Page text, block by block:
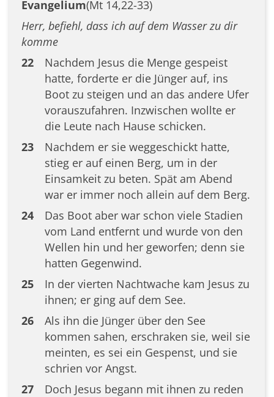
Evangelium(Mt 14,22-33)
Herr, befiehl, dass ich auf dem Wasser zu dir
komme
22
Nachdem Jesus die Menge gespeist
hatte, forderte er die Jünger auf, ins
Boot zu steigen und an das andere Ufer
vorauszufahren. Inzwischen wollte er
die Leute nach Hause schicken.
23
Nachdem er sie weggeschickt hatte,
stieg er auf einen Berg, um in der
Einsamkeit zu beten. Spät am Abend
war er immer noch allein auf dem Berg.
24
Das Boot aber war schon viele Stadien
vom Land entfernt und wurde von den
Wellen hin und her geworfen; denn sie
hatten Gegenwind.
25
In der vierten Nachtwache kam Jesus zu
ihnen; er ging auf dem See.
26
Als ihn die Jünger über den See
kommen sahen, erschraken sie, weil sie
meinten, es sei ein Gespenst, und sie
schrien vor Angst.
27
Doch Jesus begann mit ihnen zu reden